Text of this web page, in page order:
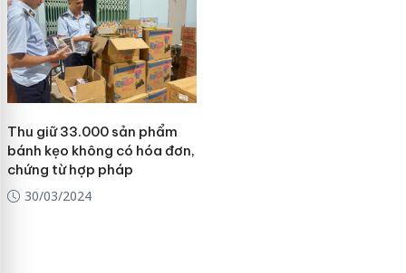
Thu giữ 33.000 sản phẩm
bánh kẹo không có hóa đơn,
chứng từ hợp pháp
30/03/2024